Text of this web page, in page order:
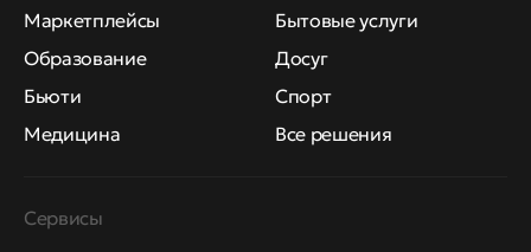
Маркетплейсы
Образование
Бьюти
Медицина
Бытовые услуги
Досуг
Спорт
Все решения
Сервисы